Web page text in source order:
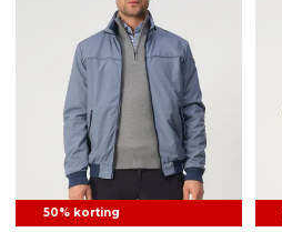
50% korting